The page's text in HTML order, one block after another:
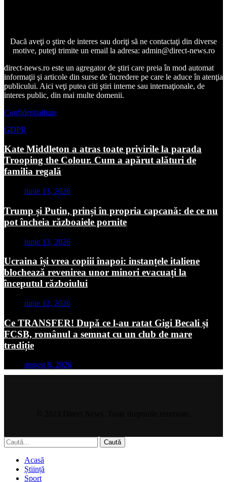
Dacă aveţi o ştire de interes sau doriţi să ne contactaţi din diverse
motive, puteţi trimite un email la adresa: admin@direct-news.ro
direct-news.ro este un agregator de ştiri care preia în mod automat
informaţii şi articole din surse de încredere pe care le aduce în atenţia
publicului. Aici veţi putea citi ştiri interne sau internaţionale, de
interes public, din mai multe domenii.
Confidentialitate
GDPR
Kate Middleton a atras toate privirile la parada
Trooping the Colour. Cum a apărut alături de
familia regală
iunie 13, 2026
Trump și Putin, prinși în propria capcană: de ce nu
pot încheia războaiele pornite
iunie 13, 2026
Ucraina își vrea copiii înapoi: instanțele italiene
blochează revenirea unor minori evacuați la
începutul războiului
iunie 12, 2026
Ce TRANSFER! După ce l-au ratat Gigi Becali și
FCSB, românul a semnat cu un club de mare
tradiție
august 8, 2026
Caută
Acasă
Știință
Sport